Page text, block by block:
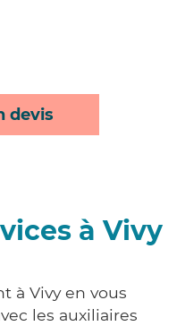
devis
à Vivy
à Vivy en vous
les auxiliaires